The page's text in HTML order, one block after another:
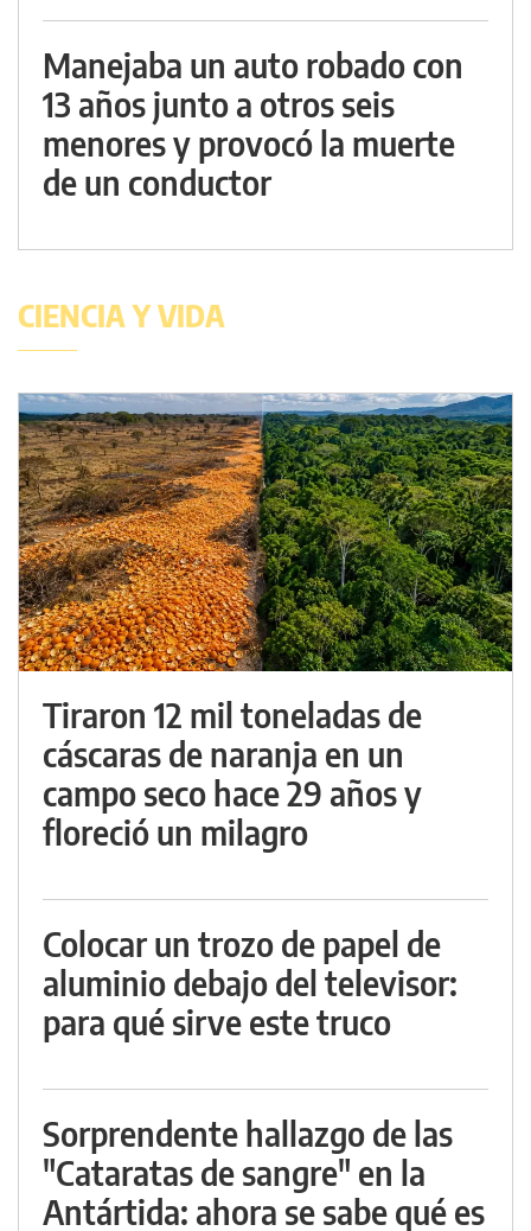
Manejaba un auto robado con
13 años junto a otros seis
menores y provocó la muerte
de un conductor
CIENCIA Y VIDA
Tiraron 12 mil toneladas de
cáscaras de naranja en un
campo seco hace 29 años y
floreció un milagro
Colocar un trozo de papel de
aluminio debajo del televisor:
para qué sirve este truco
Sorprendente hallazgo de las
"Cataratas de sangre" en la
Antártida: ahora se sabe qué es